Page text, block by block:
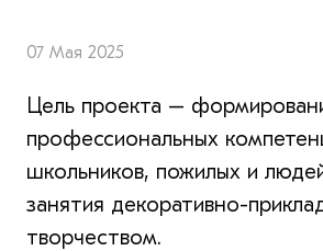
07 Мая 2025
Цель проекта –
профессиональных
школьников, пожилых и
занятия декоративно-
творчеством.